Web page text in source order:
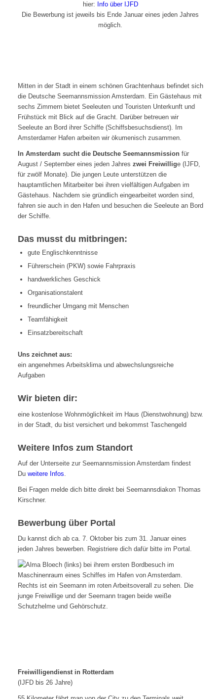
hier: Info über IJFD
Die Bewerbung ist jeweils bis Ende Januar eines jeden Jahres
möglich.
Mitten in der Stadt in einem schönen Grachtenhaus befindet sich
die Deutsche Seemannsmission Amsterdam. Ein Gästehaus mit
sechs Zimmern bietet Seeleuten und Touristen Unterkunft und
Frühstück mit Blick auf die Gracht. Darüber betreuen wir
Seeleute an Bord ihrer Schiffe (Schiffsbesuchsdienst). Im
Amsterdamer Hafen arbeiten wir ökumenisch zusammen.
In Amsterdam sucht die Deutsche Seemannsmission für
August / September eines jeden Jahres zwei Freiwillige (IJFD,
für zwölf Monate). Die jungen Leute unterstützen die
hauptamtlichen Mitarbeiter bei ihren vielfältigen Aufgaben im
Gästehaus. Nachdem sie gründlich eingearbeitet worden sind,
fahren sie auch in den Hafen und besuchen die Seeleute an Bord
der Schiffe.
Das musst du mitbringen:
gute Englischkenntnisse
Führerschein (PKW) sowie Fahrpraxis
handwerkliches Geschick
Organisationstalent
freundlicher Umgang mit Menschen
Teamfähigkeit
Einsatzbereitschaft
Uns zeichnet aus:
ein angenehmes Arbeitsklima und abwechslungsreiche
Aufgaben
Wir bieten dir:
eine kostenlose Wohnmöglichkeit im Haus (Dienstwohnung) bzw.
in der Stadt, du bist versichert und bekommst Taschengeld
Weitere Infos zum Standort
Auf der Unterseite zur Seemannsmission Amsterdam findest
Du weitere Infos
Bei Fragen melde dich bitte direkt bei Seemannsdiakon Thomas
Kirschner.
Bewerbung über Portal
Du kannst dich ab ca. 7. Oktober bis zum 31. Januar eines
jeden Jahres bewerben. Registriere dich dafür bitte im Portal.
Freiwilligendienst in Rotterdam
(IJFD bis 26 Jahre)